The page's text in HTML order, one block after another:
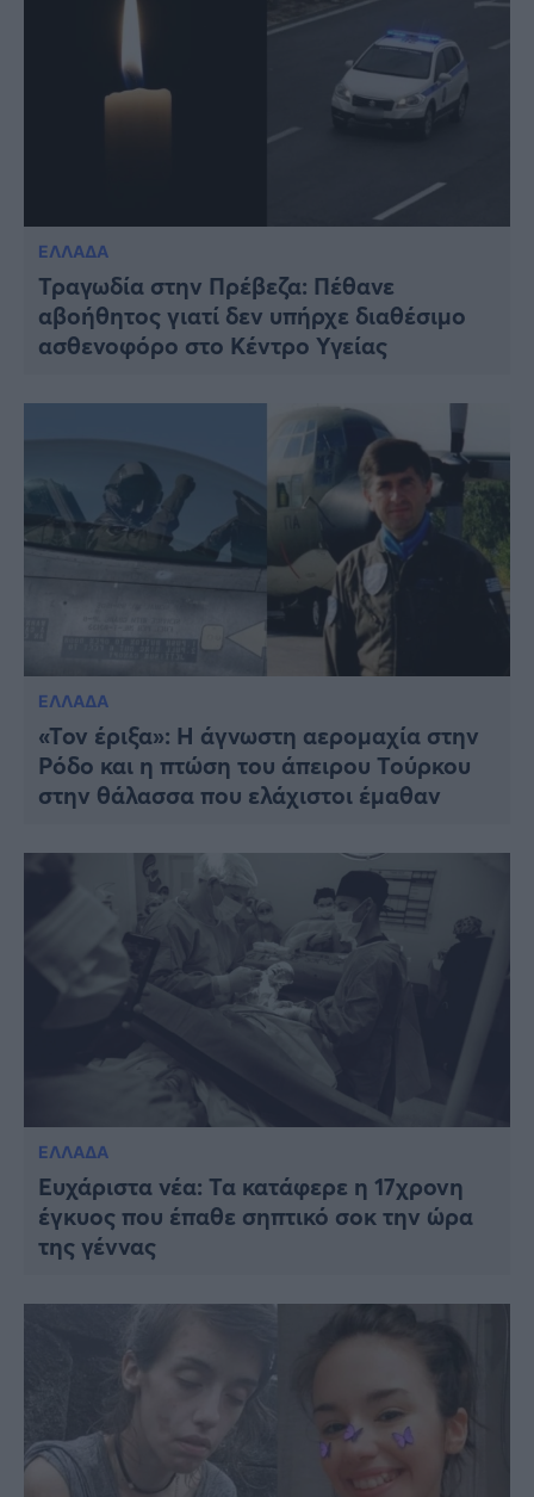
ΕΛΛΑΔΑ
Τραγωδία στην Πρέβεζα: Πέθανε
αβοήθητος γιατί δεν υπήρχε διαθέσιμο
ασθενοφόρο στο Κέντρο Υγείας
ΕΛΛΑΔΑ
«Τον έριξα»: Η άγνωστη αερομαχία στην
Ρόδο και η πτώση του άπειρου Τούρκου
στην θάλασσα που ελάχιστοι έμαθαν
ΕΛΛΑΔΑ
Ευχάριστα νέα: Τα κατάφερε η 17χρονη
έγκυος που έπαθε σηπτικό σοκ την ώρα
της γέννας